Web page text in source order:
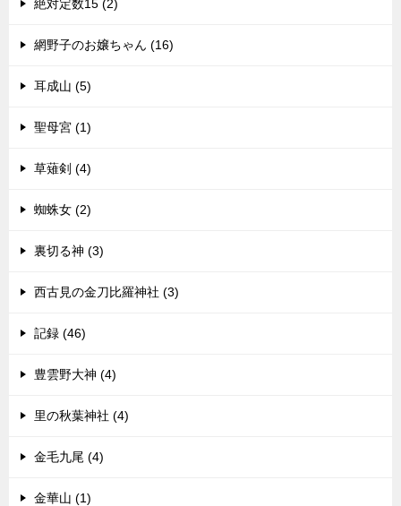
絶対定数15 (2)
網野子のお嬢ちゃん (16)
耳成山 (5)
聖母宮 (1)
草薙剣 (4)
蜘蛛女 (2)
裏切る神 (3)
西古見の金刀比羅神社 (3)
記録 (46)
豊雲野大神 (4)
里の秋葉神社 (4)
金毛九尾 (4)
金華山 (1)